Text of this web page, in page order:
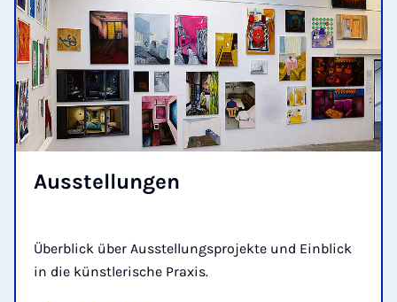
Aus­s­tel­lungen
Überblick über Ausstellungsprojekte und Einblick
in die künstlerische Praxis.